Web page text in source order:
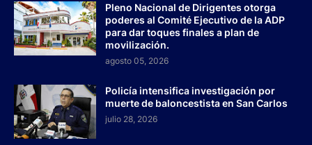
Pleno Nacional de Dirigentes otorga
poderes al Comité Ejecutivo de la ADP
para dar toques finales a plan de
movilización.
agosto 05, 2026
Policía intensifica investigación por
muerte de baloncestista en San Carlos
julio 28, 2026